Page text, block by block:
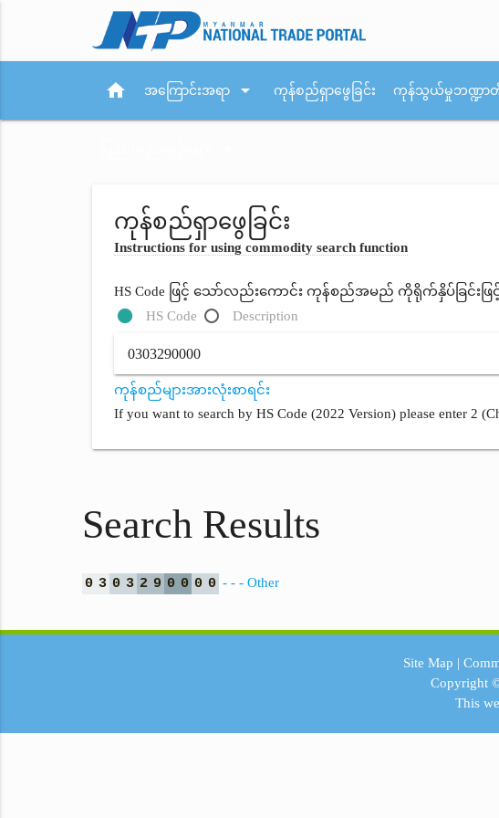
home အကြောင်းအရာ arrow_drop_down ကုန်စည်ရှာဖွေခြင်း ကုန်သွယ်မှုဘဏ္ဍာ
ကုန်စည်ရှာဖွေခြင်း
Instructions for using commodity search function
HS Code ဖြင့် သော်လည်းကောင်း ကုန်စည်အမည် ကိုရိုက်နှိပ်ခြင်းဖ
HS Code
Description
ကုန်စည်များအားလုံးစာရင်း
If you want to search by HS Code (2022 Version) please enter 2
Search Results
0 3 0 3 2 9 0 0 0 0 - - - Other
Site Map |
Copyright
This